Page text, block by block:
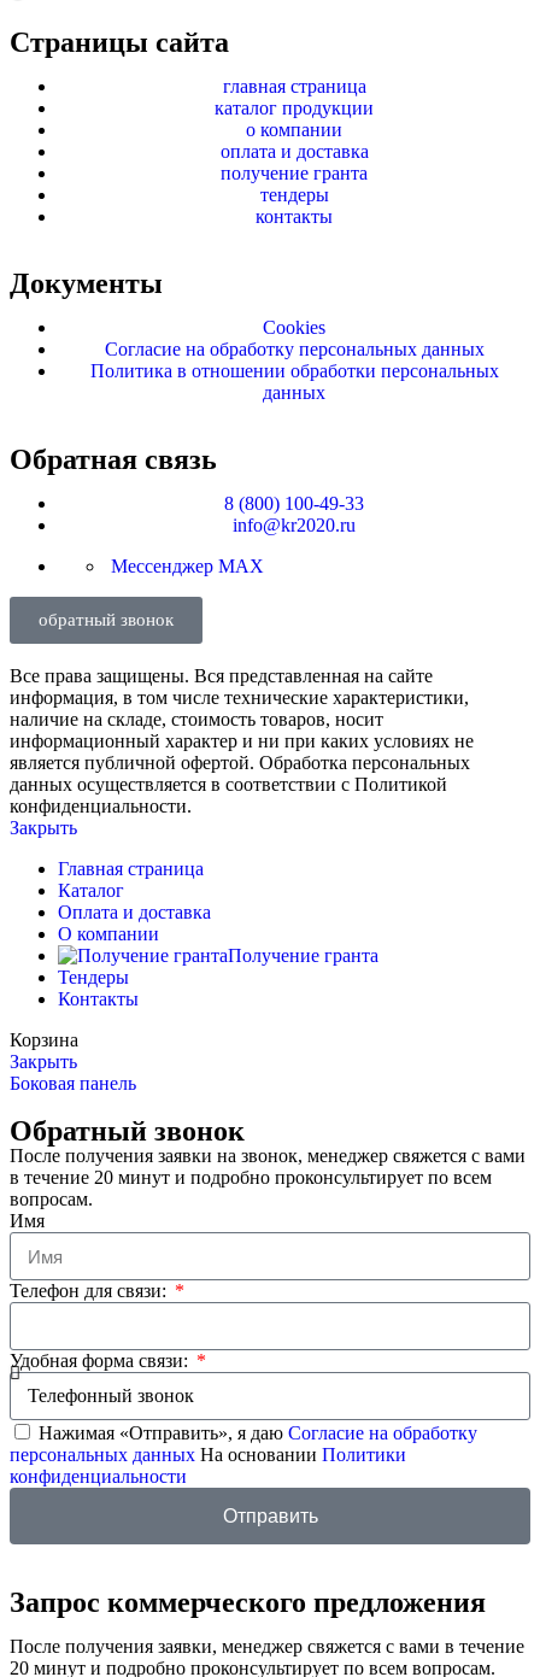
Страницы сайта
главная страница
каталог продукции
о компании
оплата и доставка
получение гранта
тендеры
контакты
Документы
Cookies
Согласие на обработку персональных данных
Политика в отношении обработки персональных
данных
Обратная связь
8 (800) 100-49-33
info@kr2020.ru
Мессенджер MAX
обратный звонок
Все права защищены. Вся представленная на сайте
информация, в том числе технические характеристики,
наличие на складе, стоимость товаров, носит
информационный характер и ни при каких условиях не
является публичной офертой. Обработка персональных
данных осуществляется в соответствии с Политикой
конфиденциальности.
Закрыть
Главная страница
Каталог
Оплата и доставка
О компании
Получение гранта
Тендеры
Контакты
Корзина
Закрыть
Боковая панель
Обратный звонок
После получения заявки на звонок, менеджер свяжется с вами
в течение 20 минут и подробно проконсультирует по всем
вопросам.
Имя
Телефон для связи:
Удобная форма связи:
Нажимая «Отправить», я даю Согласие на обработку
персональных данных На основании Политики
конфиденциальности
Отправить
Запрос коммерческого предложения
После получения заявки, менеджер свяжется с вами в течение
20 минут и подробно проконсультирует по всем вопросам.